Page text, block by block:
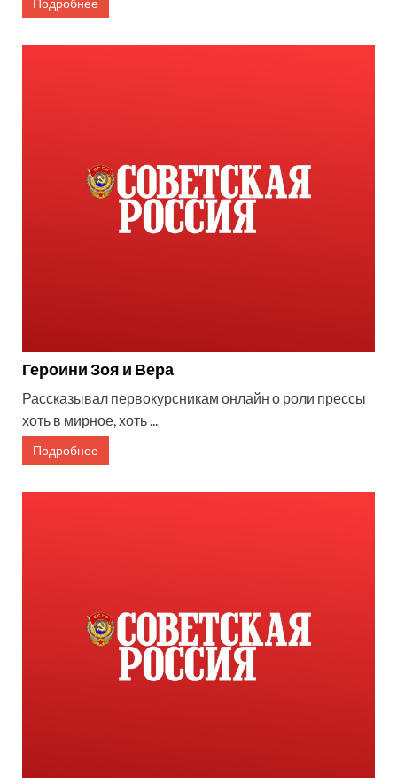
Героини Зоя и Вера
Рассказывал первокурсникам онлайн о роли прессы
хоть в мирное, хоть ...
Подробнее